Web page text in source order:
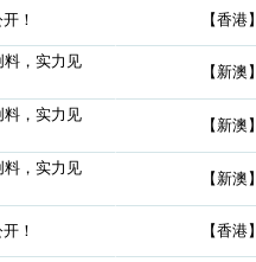
！ 【香港】
，实力见
【新澳】
，实力见
【新澳】
，实力见
【新澳】
！ 【香港】